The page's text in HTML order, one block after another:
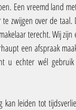
Een vreemd land
zwijgen over de
terecht. Wij
een afspraak
u echter wél
leiden tot